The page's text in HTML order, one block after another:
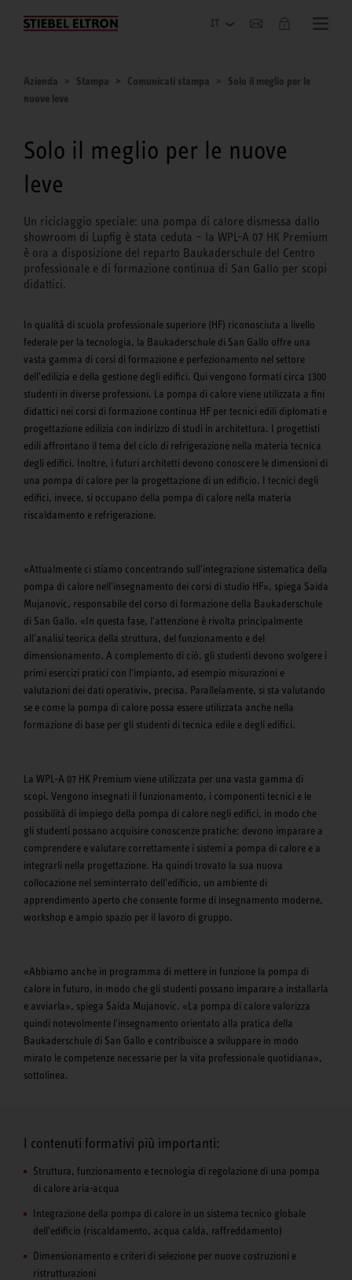
Azienda
Azienda Stampa Comunicati stampa
Solo il meglio per le
nuove leve
Solo il meglio per le nuove
leve
Un riciclaggio speciale: una pompa di calore dismessa dallo
showroom di Lupfig è stata ceduta – la WPL-A 07 HK Premium
è ora a disposizione del reparto Baukaderschule del Centro
professionale e di formazione continua di San Gallo per scopi
didattici.
In qualità di scuola professionale superiore (HF) riconosciuta a livello
federale per la tecnologia, la Baukaderschule di San Gallo offre una
vasta gamma di corsi di formazione e perfezionamento nel settore
dell'edilizia e della gestione degli edifici. Qui vengono formati circa 1300
studenti in diverse professioni. La pompa di calore viene utilizzata a fini
didattici nei corsi di formazione continua HF per tecnici edili diplomati e
progettazione edilizia con indirizzo di studi in architettura. I progettisti
edili affrontano il tema del ciclo di refrigerazione nella materia tecnica
degli edifici. Inoltre, i futuri architetti devono conoscere le dimensioni di
una pompa di calore per la progettazione di un edificio. I tecnici degli
edifici, invece, si occupano della pompa di calore nella materia
riscaldamento e refrigerazione.
«Attualmente ci stiamo concentrando sull'integrazione sistematica della
pompa di calore nell'insegnamento dei corsi di studio HF», spiega Saida
Mujanovic, responsabile del corso di formazione della Baukaderschule
di San Gallo. «In questa fase, l'attenzione è rivolta principalmente
all'analisi teorica della struttura, del funzionamento e del
dimensionamento. A complemento di ciò, gli studenti devono svolgere i
primi esercizi pratici con l'impianto, ad esempio misurazioni e
valutazioni dei dati operativi», precisa. Parallelamente, si sta valutando
se e come la pompa di calore possa essere utilizzata anche nella
formazione di base per gli studenti di tecnica edile e degli edifici.
La WPL-A 07 HK Premium viene utilizzata per una vasta gamma di
scopi. Vengono insegnati il funzionamento, i componenti tecnici e le
possibilità di impiego della pompa di calore negli edifici, in modo che
gli studenti possano acquisire conoscenze pratiche: devono imparare a
comprendere e valutare correttamente i sistemi a pompa di calore e a
integrarli nella progettazione. Ha quindi trovato la sua nuova
collocazione nel seminterrato dell'edificio, un ambiente di
apprendimento aperto che consente forme di insegnamento moderne,
workshop e ampio spazio per il lavoro di gruppo.
«Abbiamo anche in programma di mettere in funzione la pompa di
calore in futuro, in modo che gli studenti possano imparare a installarla
e avviarla», spiega Saida Mujanovic. «La pompa di calore valorizza
quindi notevolmente l'insegnamento orientato alla pratica della
Baukaderschule di San Gallo e contribuisce a sviluppare in modo
mirato le competenze necessarie per la vita professionale quotidiana»,
sottolinea.
I contenuti formativi più importanti:
Struttura, funzionamento e tecnologia di regolazione di una pompa
di calore aria-acqua
Integrazione della pompa di calore in un sistema tecnico globale
dell'edificio (riscaldamento, acqua calda, raffreddamento)
Dimensionamento e criteri di selezione per nuove costruzioni e
ristrutturazioni